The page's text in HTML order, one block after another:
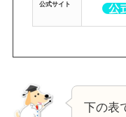
公式サイト
下の表